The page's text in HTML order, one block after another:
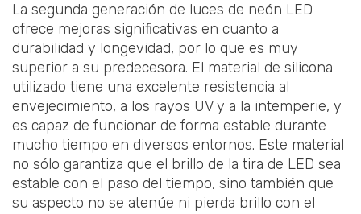
La segunda generación de luces de neón LED
ofrece mejoras significativas en cuanto a
durabilidad y longevidad, por lo que es muy
superior a su predecesora. El material de silicona
utilizado tiene una excelente resistencia al
envejecimiento, a los rayos UV y a la intemperie, y
es capaz de funcionar de forma estable durante
mucho tiempo en diversos entornos. Este material
no sólo garantiza que el brillo de la tira de LED sea
estable con el paso del tiempo, sino también que
su aspecto no se atenúe ni pierda brillo con el